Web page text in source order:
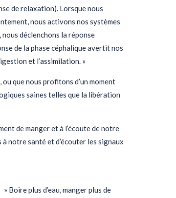
de relaxation). Lorsque nous
nous activons nos systèmes
déclenchons la réponse
de la phase céphalique avertit nos
et l’assimilation. »
que nous profitons d’un moment
saines telles que la libération
de manger et à l’écoute de notre
notre santé et d’écouter les signaux
Boire plus d’eau, manger plus de